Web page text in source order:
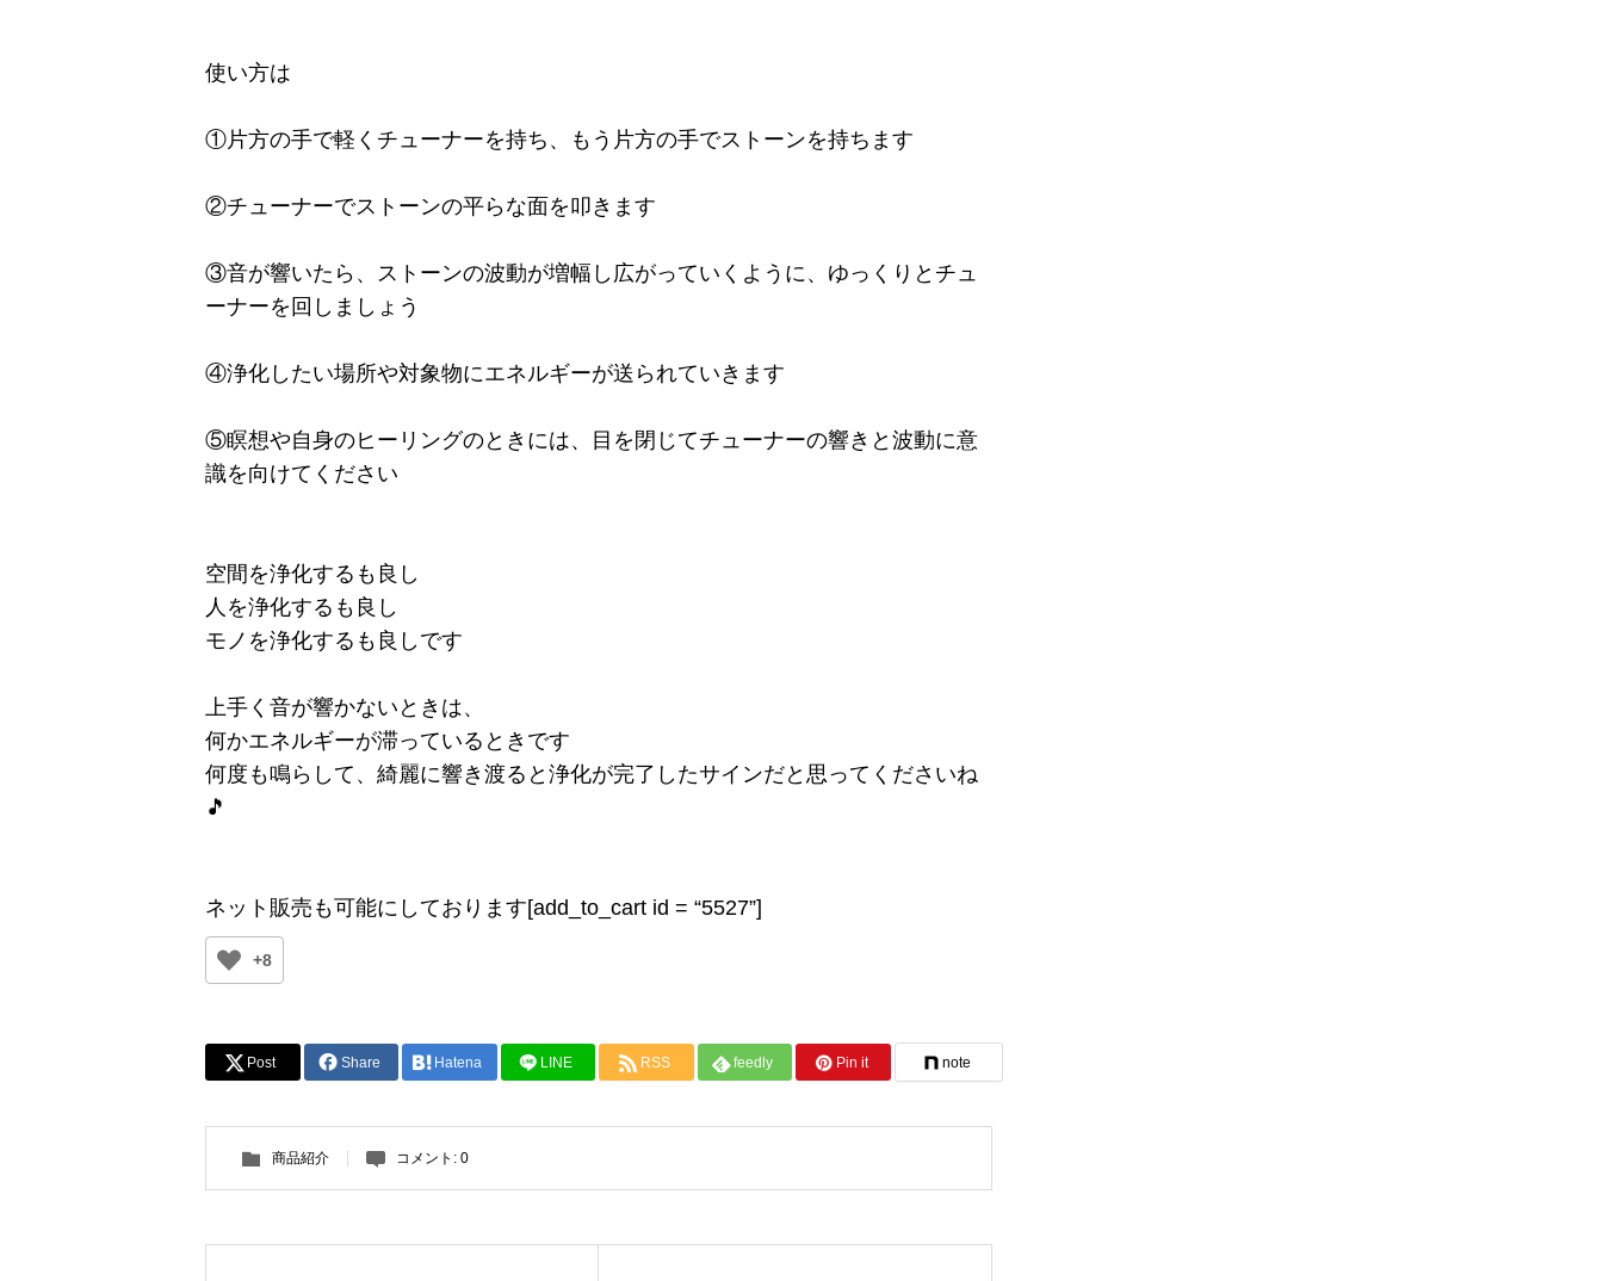
使い方は
①片方の手で軽くチューナーを持ち、もう片方の手でストーンを持ちます
②チューナーでストーンの平らな面を叩きます
③音が響いたら、ストーンの波動が増幅し広がっていくように、ゆっくりとチュ
ーナーを回しましょう
④浄化したい場所や対象物にエネルギーが送られていきます
⑤瞑想や自身のヒーリングのときには、目を閉じてチューナーの響きと波動に意
識を向けてください
空間を浄化するも良し
人を浄化するも良し
モノを浄化するも良しです
上手く音が響かないときは、
何かエネルギーが滞っているときです
何度も鳴らして、綺麗に響き渡ると浄化が完了したサインだと思ってくださいね
🎵
ネット販売も可能にしております[add_to_cart id = “5527”]
+8
Post Share Hatena LINE RSS feedly Pin it note
商品紹介 コメント: 0